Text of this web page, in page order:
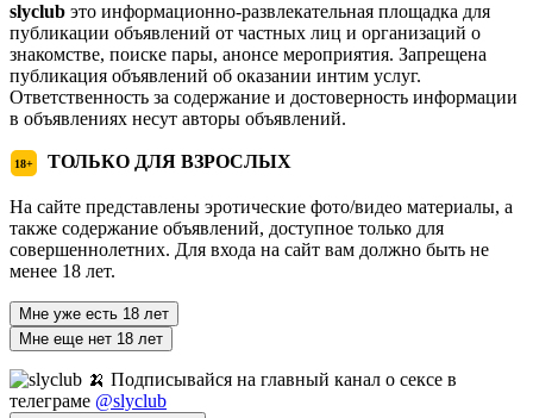
slyclub это информационно-развлекательная площадка для
публикации объявлений от частных лиц и организаций о
знакомстве, поиске пары, анонсе мероприятия. Запрещена
публикация объявлений об оказании интим услуг.
Ответственность за содержание и достоверность информации
в объявлениях несут авторы объявлений.
18+ ТОЛЬКО ДЛЯ ВЗРОСЛЫХ
На сайте представлены эротические фото/видео материалы, а
также содержание объявлений, доступное только для
совершеннолетних. Для входа на сайт вам должно быть не
менее 18 лет.
Мне уже есть 18 лет
Мне еще нет 18 лет
🍌 Подписывайся на главный канал о сексе в
телеграме @slyclub